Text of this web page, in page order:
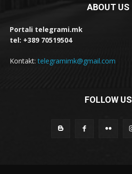
ABOUT US
Portali telegrami.mk
tel: +389 70519504
Kontakt:telegramimk@gmail.com
FOLLOW US